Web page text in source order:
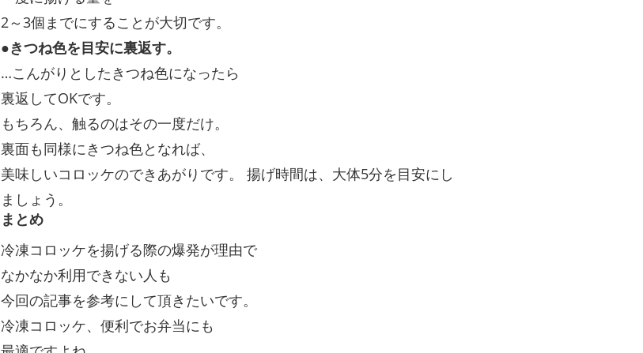
2～3個までにすることが大切です。
●きつね色を目安に裏返す。
…こんがりとしたきつね色になったら
裏返してOKです。
もちろん、触るのはその一度だけ。
裏面も同様にきつね色となれば、
美味しいコロッケのできあがりです。 揚げ時間は、大体5分を目安にし
ましょう。
まとめ
冷凍コロッケを揚げる際の爆発が理由で
なかなか利用できない人も
今回の記事を参考にして頂きたいです。
冷凍コロッケ、便利でお弁当にも